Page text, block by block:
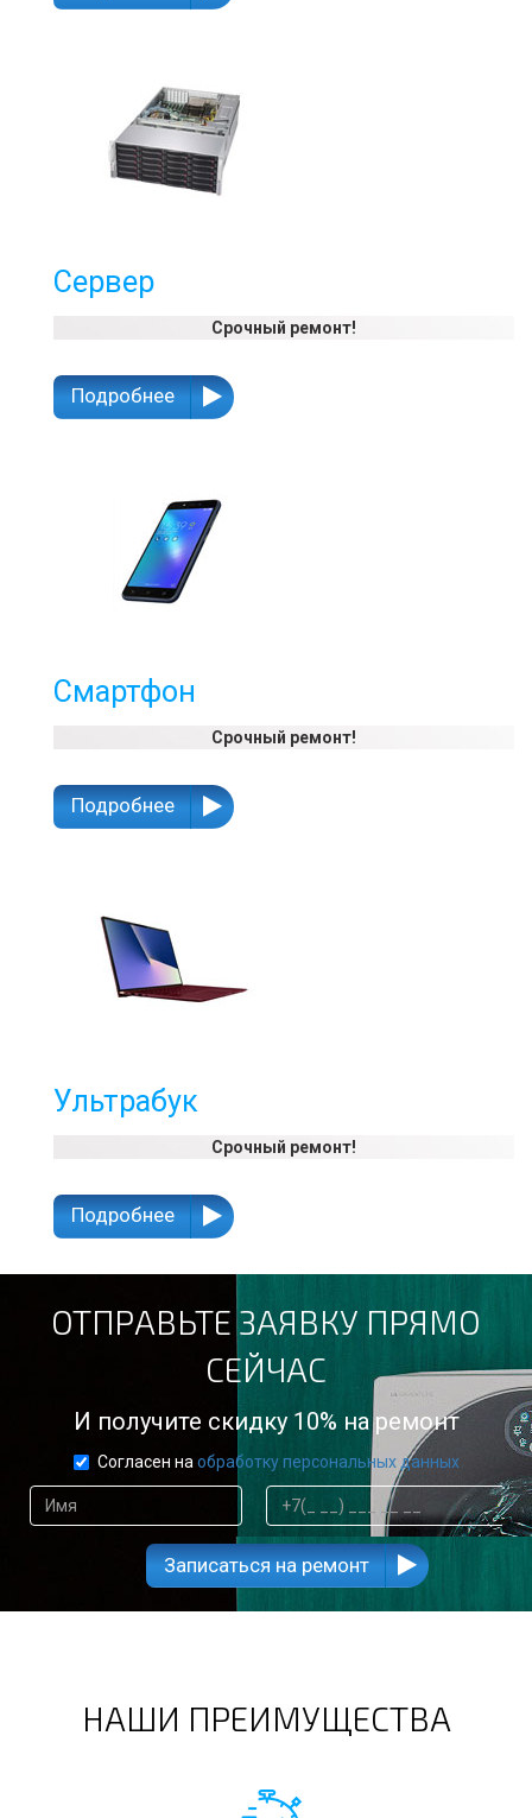
Сервер
Срочный ремонт!
Подробнее
Смартфон
Срочный ремонт!
Подробнее
Ультрабук
Срочный ремонт!
Подробнее
ОТПРАВЬТЕ ЗАЯВКУ ПРЯМО
СЕЙЧАС
И получите скидку 10% на ремонт
Согласен на обработку персональных данных
Записаться на ремонт
НАШИ ПРЕИМУЩЕСТВА